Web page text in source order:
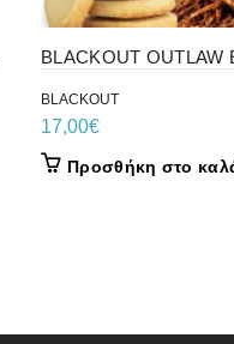
BLACKOUT OUTLAW
BLACKOUT
17,00€
Προσθήκη στο